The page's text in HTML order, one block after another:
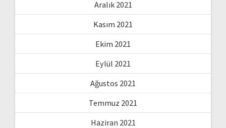
Aralık 2021
Kasım 2021
Ekim 2021
Eylül 2021
Ağustos 2021
Temmuz 2021
Haziran 2021